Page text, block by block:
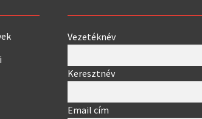
Vezetéknév
Keresztnév
Email cím